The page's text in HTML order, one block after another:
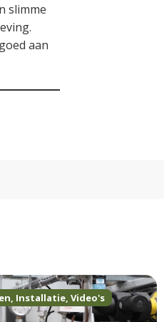
slimme
aan
, Installatie,Video's